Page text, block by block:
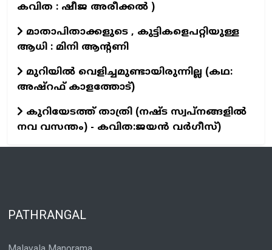
കവിത : ഷീജ അരീക്കൽ )
മാതാപിതാക്കളുടെ , കുട്ടികളെപറ്റിയുള്ള
ആധി : മിനി ആന്റണി
മുറിയിൽ വെളിച്ചമുണ്ടായിരുന്നില്ല (കഥ:
അഷ്റഫ് കാളത്തോട്)
കുറിയേടത്ത് താത്രി (നഷ്ട സ്വപ്നങ്ങളിൽ
നവ വസന്തം) - കവിത:ജയൻ വർഗീസ്)
PATHRANGAL